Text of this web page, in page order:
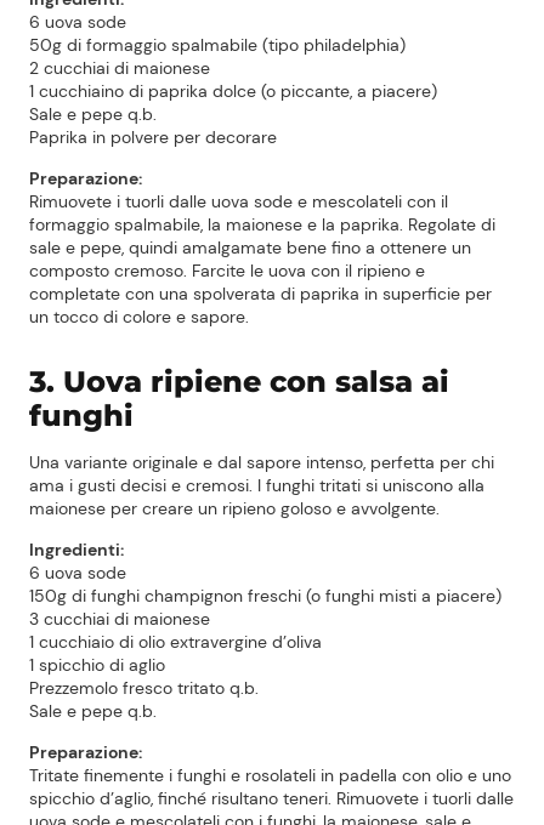
6 uova sode
50g di formaggio spalmabile (tipo philadelphia)
2 cucchiai di maionese
1 cucchiaino di paprika dolce (o piccante, a piacere)
Sale e pepe q.b.
Paprika in polvere per decorare
Preparazione:
Rimuovete i tuorli dalle uova sode e mescolateli con il
formaggio spalmabile, la maionese e la paprika. Regolate di
sale e pepe, quindi amalgamate bene fino a ottenere un
composto cremoso. Farcite le uova con il ripieno e
completate con una spolverata di paprika in superficie per
un tocco di colore e sapore.
3. Uova ripiene con salsa ai
funghi
Una variante originale e dal sapore intenso, perfetta per chi
ama i gusti decisi e cremosi. I funghi tritati si uniscono alla
maionese per creare un ripieno goloso e avvolgente.
Ingredienti:
6 uova sode
150g di funghi champignon freschi (o funghi misti a piacere)
3 cucchiai di maionese
1 cucchiaio di olio extravergine d’oliva
1 spicchio di aglio
Prezzemolo fresco tritato q.b.
Sale e pepe q.b.
Preparazione:
Tritate finemente i funghi e rosolateli in padella con olio e uno
spicchio d’aglio, finché risultano teneri. Rimuovete i tuorli dalle